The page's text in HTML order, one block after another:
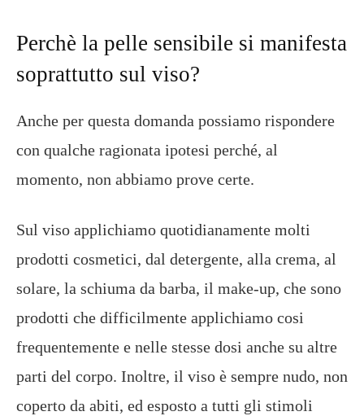
Perchè la pelle sensibile si manifesta
soprattutto sul viso?
Anche per questa domanda possiamo rispondere
con qualche ragionata ipotesi perché, al
momento, non abbiamo prove certe.
Sul viso applichiamo quotidianamente molti
prodotti cosmetici, dal detergente, alla crema, al
solare, la schiuma da barba, il make-up, che sono
prodotti che difficilmente applichiamo cosi
frequentemente e nelle stesse dosi anche su altre
parti del corpo. Inoltre, il viso è sempre nudo, non
coperto da abiti, ed esposto a tutti gli stimoli